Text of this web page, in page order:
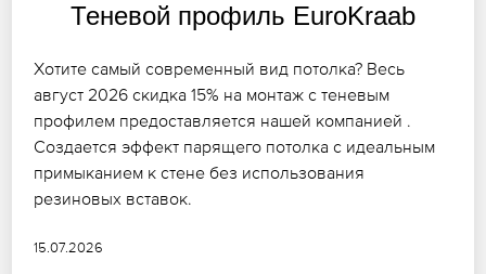
Теневой профиль EuroKraab
Хотите самый современный вид потолка? Весь
август 2026 скидка 15% на монтаж с теневым
профилем предоставляется нашей компанией .
Создается эффект парящего потолка с идеальным
примыканием к стене без использования
резиновых вставок.
15.07.2026